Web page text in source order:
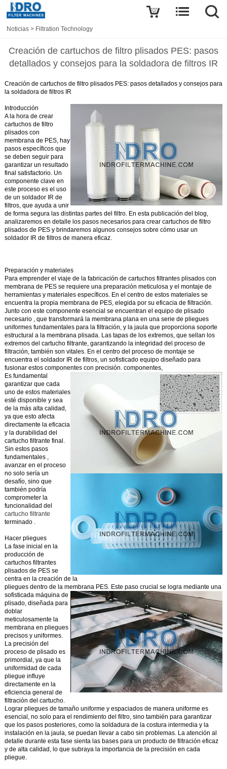
Noticias > Filtration Technology
Creación de cartuchos de filtro plisados PES: pasos
detallados y consejos para la soldadora de filtros IR
Creación de cartuchos de filtro plisados PES: pasos detallados y consejos para
la soldadora de filtros IR
Introducción
A la hora de crear
cartuchos de filtro
plisados con
membrana de PES, hay
pasos específicos que
se deben seguir para
garantizar un resultado
final satisfactorio. Un
componente clave en
este proceso es el uso
de un soldador IR de
filtros, que ayuda a unir
de forma segura las distintas partes del filtro. En esta publicación del blog,
analizaremos en detalle los pasos necesarios para crear cartuchos de filtro
plisados de PES y brindaremos algunos consejos sobre cómo usar un
soldador IR de filtros de manera eficaz.
Preparación y materiales
Para emprender el viaje de la fabricación de cartuchos filtrantes plisados con
membrana de PES se requiere una preparación meticulosa y el montaje de
herramientas y materiales específicos. En el centro de estos materiales se
encuentra la propia membrana de PES, elegida por su eficacia de filtración.
Junto con este componente esencial se encuentran el equipo de plisado
necesario
, que transformará la membrana plana en una serie de pliegues
uniformes fundamentales para la filtración, y la jaula que proporciona soporte
estructural a la membrana plisada. Las tapas de los extremos, que sellan los
extremos del cartucho filtrante, garantizando la integridad del proceso de
filtración, también son vitales. En el centro del proceso de montaje se
encuentra el soldador IR de filtros, un sofisticado equipo diseñado para
fusionar estos componentes con precisión. componentes,
Es fundamental
garantizar que cada
uno de estos materiales
esté disponible y sea
de la más alta calidad,
ya que esto afecta
directamente la eficacia
y la durabilidad del
cartucho filtrante final.
Sin estos pasos
fundamentales
avanzar en el proceso
no solo sería un
desafío, sino que
también podría
comprometer la
funcionalidad del
cartucho filtrante
terminado
Hacer pliegues
La fase inicial en la
producción de
cartuchos filtrantes
plisados de PES se
centra en la creación de la
pliegues dentro de la membrana PES. Este paso crucial se logra mediante una
sofisticada máquina de
plisado, diseñada para
doblar
meticulosamente la
membrana en pliegues
precisos y uniformes.
La precisión del
proceso de plisado es
primordial, ya que la
uniformidad de cada
pliegue influye
directamente en la
eficiencia general de
filtración del cartucho.
Lograr pliegues de tamaño uniforme y espaciados de manera uniforme es
esencial, no solo para el rendimiento del filtro, sino también para garantizar
que los pasos posteriores, como la soldadura de la costura intermedia y la
instalación en la jaula, se puedan llevar a cabo sin problemas. La atención al
detalle durante esta fase sienta las bases para un producto de filtración eficaz
y de alta calidad, lo que subraya la importancia de la precisión en cada
pliegue.